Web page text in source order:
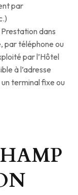
par
dans
par téléphone ou
par l’Hôtel
à l’adresse
terminal fixe ou